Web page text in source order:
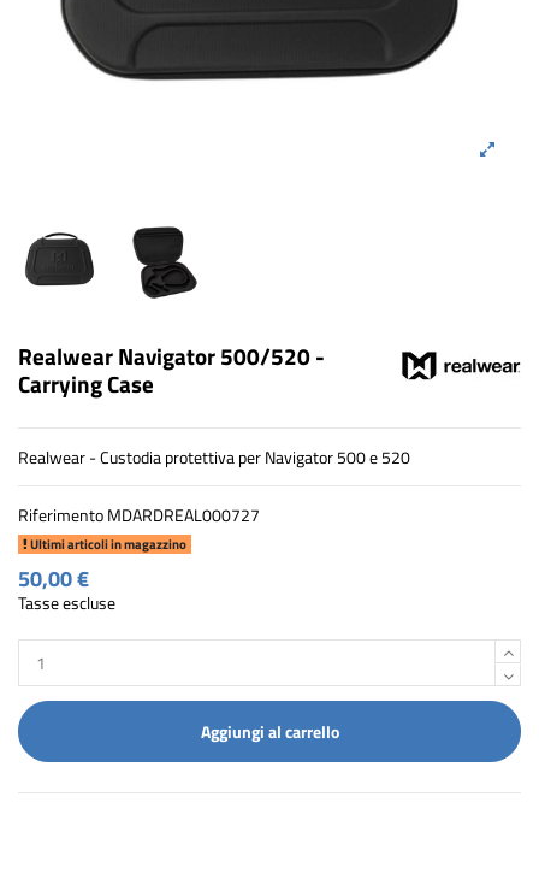
Realwear Navigator 500/520 -
Carrying Case
Realwear - Custodia protettiva per Navigator 500 e 520
RiferimentoMDARDREAL000727
Ultimi articoli in magazzino
50,00 €
Tasse escluse
Aggiungi al carrello